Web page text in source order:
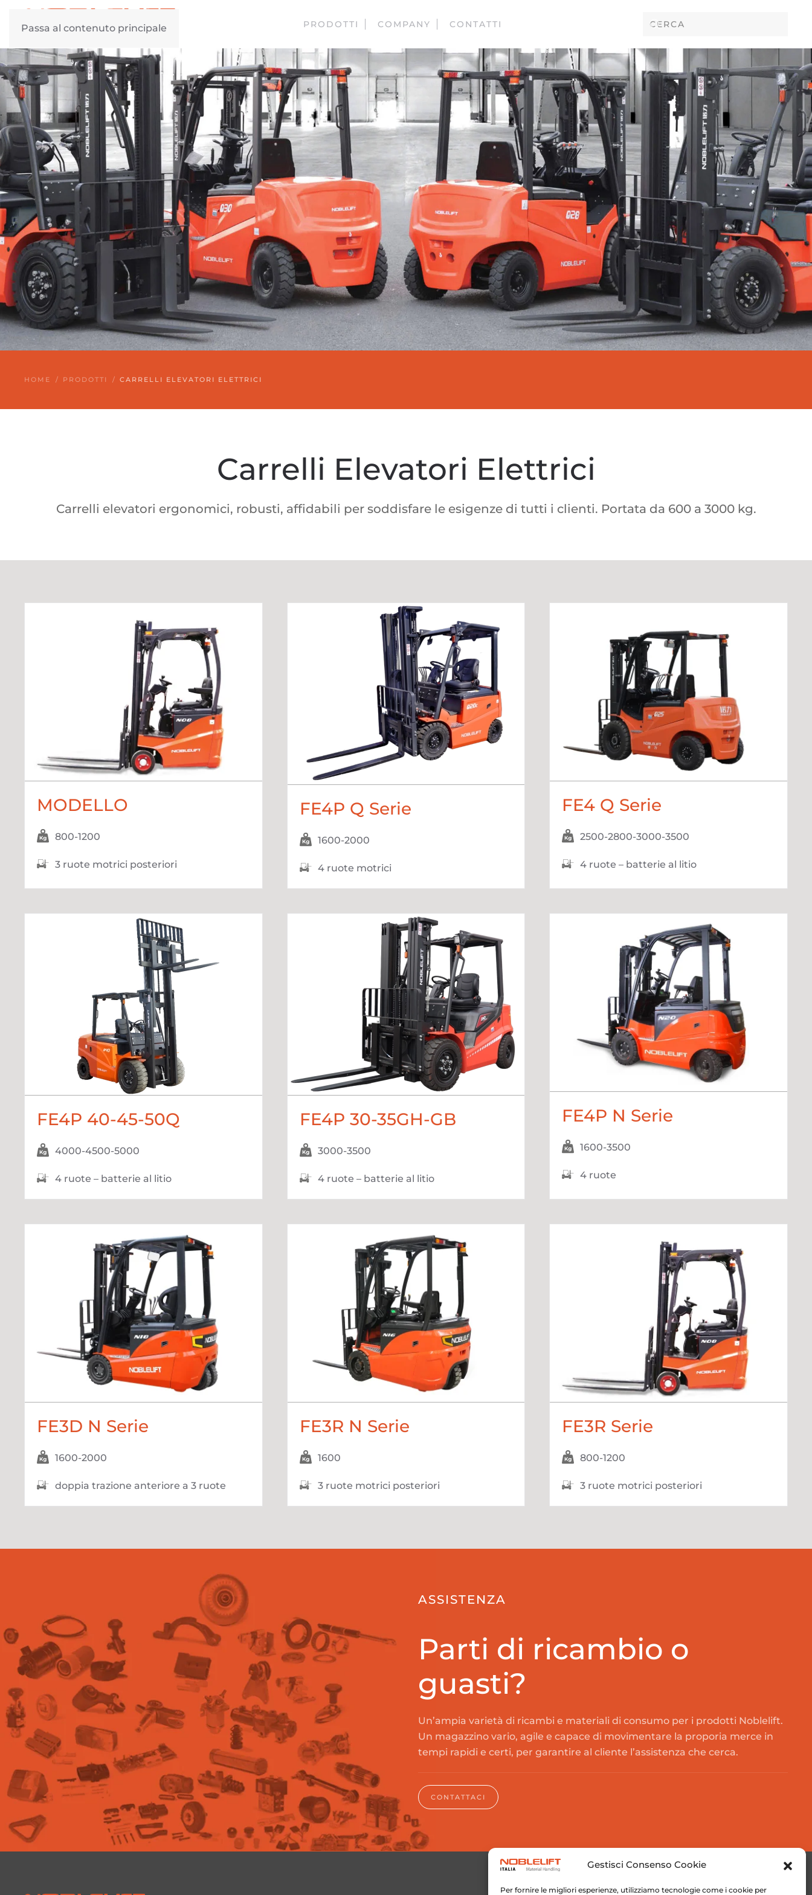
Gestisci Consenso Cookie
Per fornire le migliori esperienze, utilizziamo tecnologie come i cookie per
Passa al contenuto principale PRODOTTI COMPANY CONTATTI
HOME PRODOTTI CARRELLI ELEVATORI ELETTRICI
Carrelli Elevatori Elettrici
Carrelli elevatori ergonomici, robusti, affidabili per soddisfare le esigenze di tutti i clienti. Portata da 600 a 3000 kg.
MODELLO
800-1200
3 ruote motrici posteriori
FE4P Q Serie
1600-2000
4 ruote motrici
FE4 Q Serie
2500-2800-3000-3500
4 ruote – batterie al litio
FE4P 40-45-50Q
4000-4500-5000
4 ruote – batterie al litio
FE4P 30-35GH-GB
3000-3500
4 ruote – batterie al litio
FE4P N Serie
1600-3500
4 ruote
FE3D N Serie
1600-2000
doppia trazione anteriore a 3 ruote
FE3R N Serie
1600
3 ruote motrici posteriori
FE3R Serie
800-1200
3 ruote motrici posteriori
ASSISTENZA
Parti di ricambio o
guasti?
Un’ampia varietà di ricambi e materiali di consumo per i prodotti Noblelift.
Un magazzino vario, agile e capace di movimentare la proporia merce in
tempi rapidi e certi, per garantire al cliente l’assistenza che cerca.
CONTATTACI